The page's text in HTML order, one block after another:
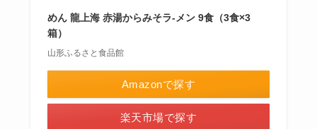
めん 龍上海 赤湯からみそラ-メン 9食（3食×3
箱）
山形ふるさと食品館
Amazonで探す
楽天市場で探す